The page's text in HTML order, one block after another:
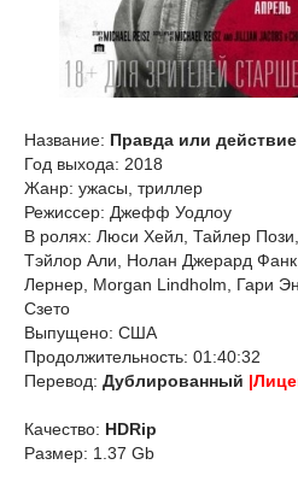
Название: Правда или действие
Год выхода: 2018
Жанр: ужасы, триллер
Режиссер: Джефф Уодлоу
В ролях: Люси Хейл, Тайлер
Тэйлор Али, Нолан Джерард
Лернер, Morgan Lindholm, Гари
Сзето
Выпущено: США
Продолжительность: 01:40:32
Перевод: Дублированный
Качество: HDRip
Размер: 1.37 Gb